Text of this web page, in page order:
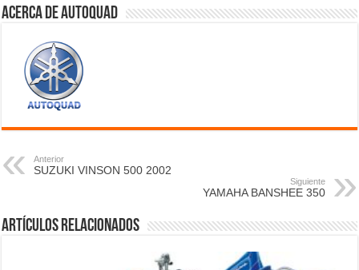
Acerca de autoquad
Anterior
SUZUKI VINSON 500 2002
Siguiente
YAMAHA BANSHEE 350
Artículos relacionados